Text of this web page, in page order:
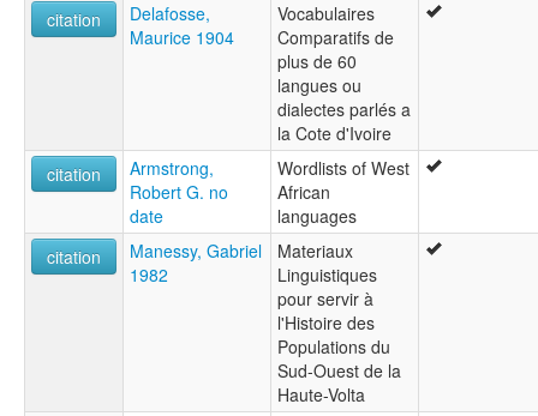
citation
Delafosse,
Maurice 1904
Vocabulaires
Comparatifs de
plus de 60
langues ou
dialectes parlés a
la Cote d'Ivoire
citation
Armstrong,
Robert G. no
date
Wordlists of West
African
languages
citation
Manessy, Gabriel
1982
Materiaux
Linguistiques
pour servir à
l'Histoire des
Populations du
Sud-Ouest de la
Haute-Volta